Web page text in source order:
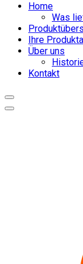
Home
Was
Ihre
Über uns
Kontakt